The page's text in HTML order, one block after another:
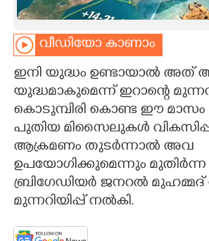
ASTRO
CARTOONS
LITERATURE
CONTACT US
വീഡിയോ കാണാം
ഇനി യുദ്ധം ഉണ്ടായാൽ അത്
യുദ്ധമാകുമെന്ന് ഇറാന്റെ
കൊടുമ്പിരി കൊണ്ട ഈ
പുതിയ മിസൈലുകൾ
ആക്രമണം തുടർന്നാൽ അവ
ഉപയോഗിക്കുമെന്നും
ബ്രിഗേഡിയർ ജനറൽ മുഹമ്മദ്
മുന്നറിയിപ്പ് നൽകി.